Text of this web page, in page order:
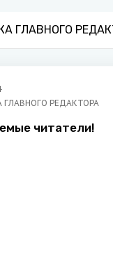
ГЛАВНОГО
ГЛАВНОГО РЕДАКТОРА
читатели!